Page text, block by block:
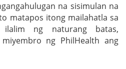
na sisimulan na
matapos itong mailahatla sa
ilalim ng naturang batas,
ng PhilHealth ang